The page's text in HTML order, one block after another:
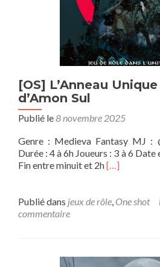
[OS] L’Anneau
d’Amon Sul
Publié le8 novembre 2025
Genre : Medieva Fantasy MJ :
Durée : 4 à 6h Joueurs : 3 à 6
Fin entre minuit et 2hEn
sur[OS]
[…]
Publié dans jeux de rôle, One shot
commentaire